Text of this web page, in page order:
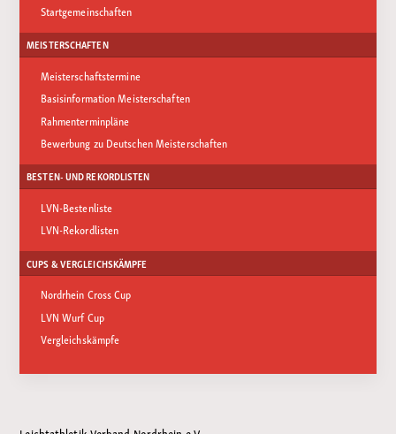
Startgemeinschaften
MEISTERSCHAFTEN
Meisterschaftstermine
Basisinformation Meisterschaften
Rahmenterminpläne
Bewerbung zu Deutschen Meisterschaften
BESTEN- UND REKORDLISTEN
LVN-Bestenliste
LVN-Rekordlisten
CUPS & VERGLEICHSKÄMPFE
Nordrhein Cross Cup
LVN Wurf Cup
Vergleichskämpfe